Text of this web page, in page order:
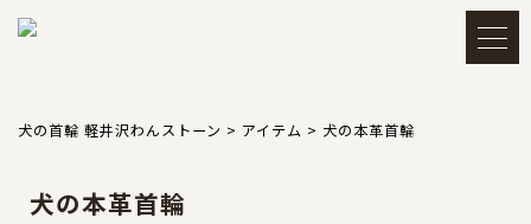
メルマガ登録・解除 アカウント
会員登録
犬の首輪 軽井沢わんストーン > アイテム > 犬の本革首輪
犬の本革首輪